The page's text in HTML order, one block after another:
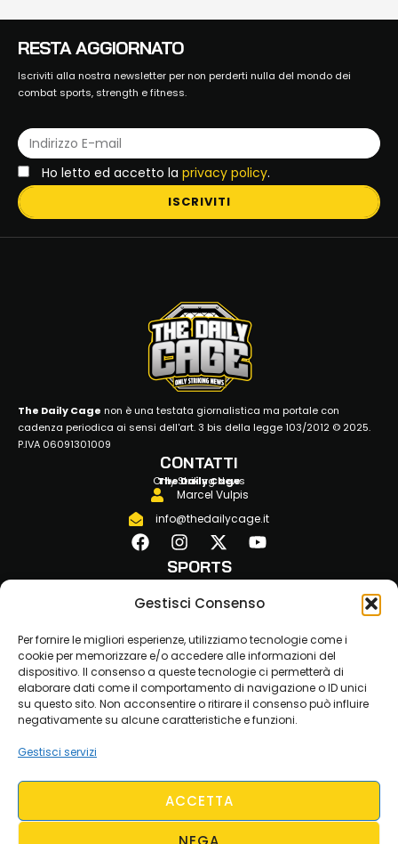
Gestisci Consenso
Per fornire le migliori esperienze, utilizziamo tecnologie come i
cookie per memorizzare e/o accedere alle informazioni del
dispositivo. Il consenso a queste tecnologie ci permetterà di
elaborare dati come il comportamento di navigazione o ID unici
su questo sito. Non acconsentire o ritirare il consenso può influire
negativamente su alcune caratteristiche e funzioni.
Gestisci servizi
ACCETTA
RESTA AGGIORNATO
Iscriviti alla nostra newsletter per non perderti nulla del mondo dei
combat sports, strength e fitness.
Ho letto ed accetto la privacy policy.
ISCRIVITI
The Daily Cage non è una testata giornalistica ma portale con
cadenza periodica ai sensi dell'art. 3 bis della legge 103/2012 © 2025.
P.IVA 06091301009
CONTATTI
The Daily Cage
Only Striking News
Marcel Vulpis
info@thedailycage.it
SPORTS
MMA
BOXE
JLKAM
MUAY THAI
STRENGTH
FITNESS
LINKS
COOKIE POLICY
PRIVACY POLICY